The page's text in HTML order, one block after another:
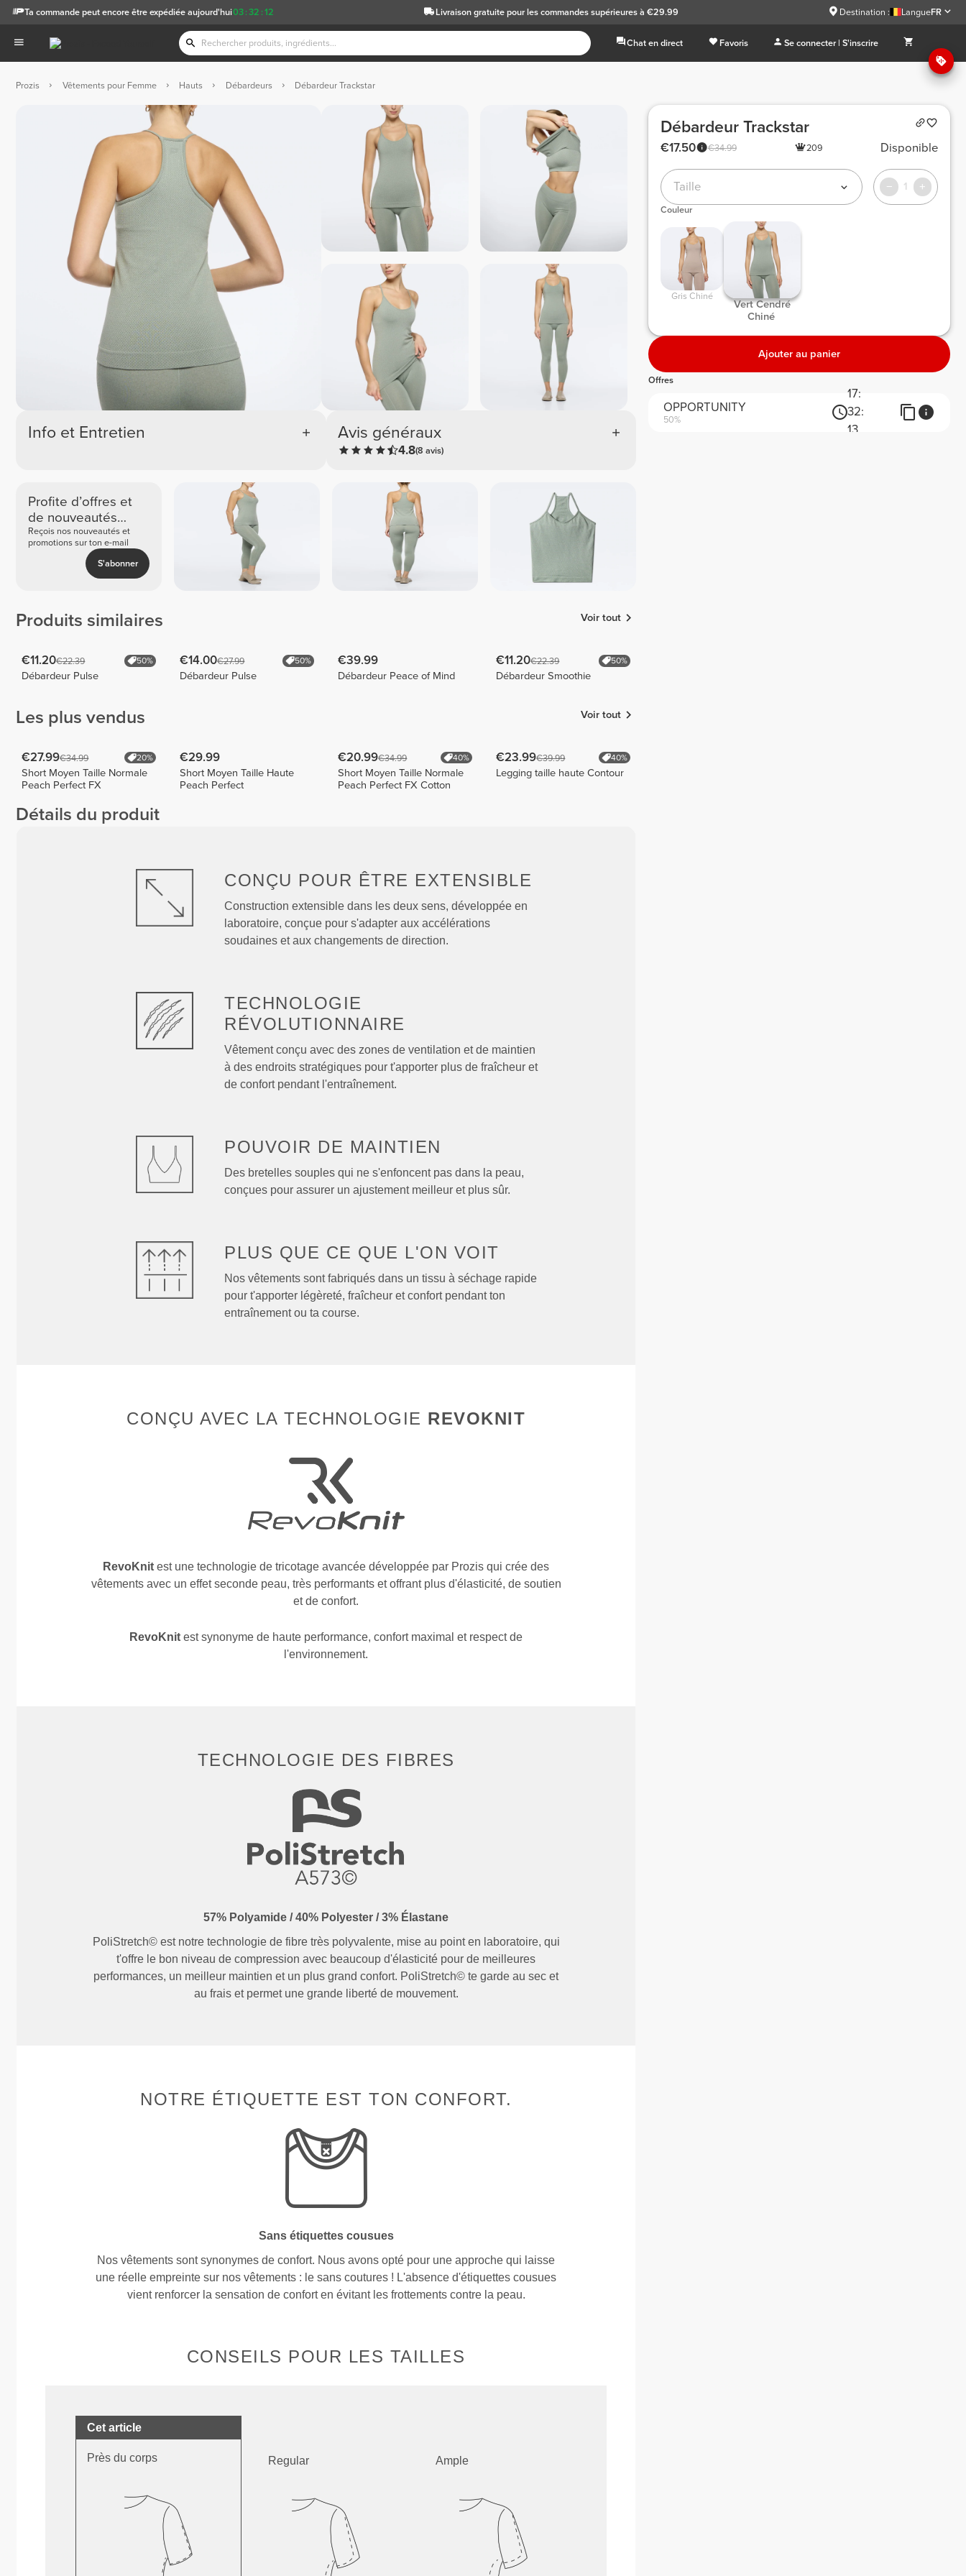
03 :32 :12
Ta commande peut encore être expédiée aujourd'hui Livraison gratuitepour les commandes supérieures à €29.99 Destination : LangueFR
Chat en direct Favoris Se connecter | S'inscrire
Prozis Vêtements pour Femme Hauts Débardeurs Débardeur Trackstar
Info et Entretien Avis généraux
4.8(8 avis)
Profite d’offres et
de nouveautés
exclusives
Reçois nos nouveautés et
promotions sur ton e-mail
S'abonner
Produits similaires Voir tout
€11.20€22.39 50%
Débardeur Pulse
€14.00€27.99 50%
Débardeur Pulse
€39.99
Débardeur Peace of Mind
€11.20€22.39 50%
Débardeur Smoothie
Les plus vendus Voir tout
€27.99€34.99 20%
Short Moyen Taille Normale
Peach Perfect FX
€29.99
Short Moyen Taille Haute
Peach Perfect
€20.99€34.99 40%
Short Moyen Taille Normale
Peach Perfect FX Cotton
€23.99€39.99 40%
Legging taille haute Contour
Détails du produit
CONÇU POUR ÊTRE EXTENSIBLE
Construction extensible dans les deux sens, développée en
laboratoire, conçue pour s'adapter aux accélérations
soudaines et aux changements de direction.
TECHNOLOGIE
RÉVOLUTIONNAIRE
Vêtement conçu avec des zones de ventilation et de maintien
à des endroits stratégiques pour t'apporter plus de fraîcheur et
de confort pendant l'entraînement.
POUVOIR DE MAINTIEN
Des bretelles souples qui ne s'enfoncent pas dans la peau,
conçues pour assurer un ajustement meilleur et plus sûr.
PLUS QUE CE QUE L'ON VOIT
Nos vêtements sont fabriqués dans un tissu à séchage rapide
pour t'apporter légèreté, fraîcheur et confort pendant ton
entraînement ou ta course.
CONÇU AVEC LA TECHNOLOGIE REVOKNIT
RevoKnit est une technologie de tricotage avancée développée par Prozis qui crée des
vêtements avec un effet seconde peau, très performants et offrant plus d'élasticité, de soutien
et de confort.
RevoKnit est synonyme de haute performance, confort maximal et respect de
l'environnement.
TECHNOLOGIE DES FIBRES
57% Polyamide / 40% Polyester / 3% Élastane
PoliStretch© est notre technologie de fibre très polyvalente, mise au point en laboratoire, qui
t'offre le bon niveau de compression avec beaucoup d'élasticité pour de meilleures
performances, un meilleur maintien et un plus grand confort. PoliStretch© te garde au sec et
au frais et permet une grande liberté de mouvement.
NOTRE ÉTIQUETTE EST TON CONFORT.
Sans étiquettes cousues
Nos vêtements sont synonymes de confort. Nous avons opté pour une approche qui laisse
une réelle empreinte sur nos vêtements : le sans coutures ! L'absence d'étiquettes cousues
vient renforcer la sensation de confort en évitant les frottements contre la peau.
CONSEILS POUR LES TAILLES
Cet article
Près du corps Regular Ample
Débardeur Trackstar
€34.99
€17.50 209 Disponible
Taille 1
Couleur
Gris Chiné
Vert Cendré
Chiné
Ajouter au panier
Offres
OPPORTUNITY
50%
17:
32:
13